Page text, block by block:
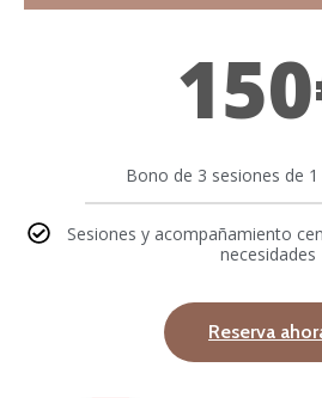
Bono de 3 sesiones de
Sesiones y acompañamiento
necesidades
Reserva